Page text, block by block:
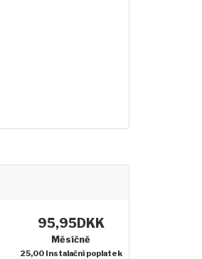
95,95DKK
Měsíčně
25,00 Instalační poplatek